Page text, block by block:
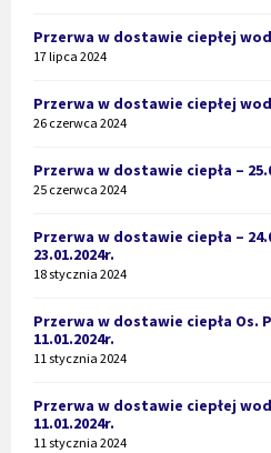
Przerwa w dostawie ciepłej
17 lipca 2024
Przerwa w dostawie ciepłej
26 czerwca 2024
Przerwa w dostawie ciepła –
25 czerwca 2024
Przerwa w dostawie ciepła –
23.01.2024r.
18 stycznia 2024
Przerwa w dostawie ciepła Os.
11.01.2024r.
11 stycznia 2024
Przerwa w dostawie ciepłej
11.01.2024r.
11 stycznia 2024